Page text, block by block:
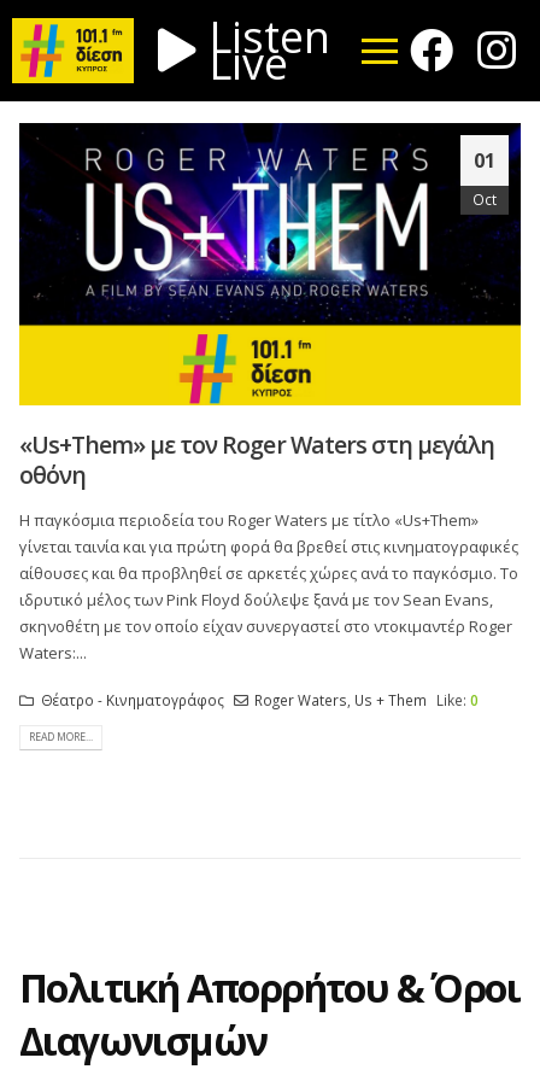
Listen
Live
01
Oct
«Us+Them» με τον Roger Waters στη μεγάλη
οθόνη
Η παγκόσμια περιοδεία του Roger Waters με τίτλο «Us+Them»
γίνεται ταινία και για πρώτη φορά θα βρεθεί στις κινηματογραφικές
αίθουσες και θα προβληθεί σε αρκετές χώρες ανά το παγκόσμιο. Το
ιδρυτικό μέλος των Pink Floyd δούλεψε ξανά με τον Sean Evans,
σκηνοθέτη με τον οποίο είχαν συνεργαστεί στο ντοκιμαντέρ Roger
Waters:...
Θέατρο - Κινηματογράφος Roger Waters Us + Them Like:0
READ MORE...
Πολιτική Απορρήτου & Όροι
Διαγωνισμών